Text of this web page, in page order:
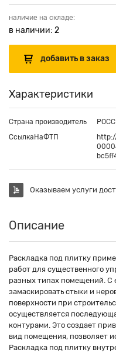
наличие на складе:
в наличии: 2
Характеристики
Страна производитель
СсылкаНаФТП
Оказываем услуги
Описание
Раскладка под плитку
работ для существенного
разных типах помещений.
замаскировать стыки и
поверхности при
осуществляется
контурами. Это создает
вид помещения, позволяет
Раскладка под плитку